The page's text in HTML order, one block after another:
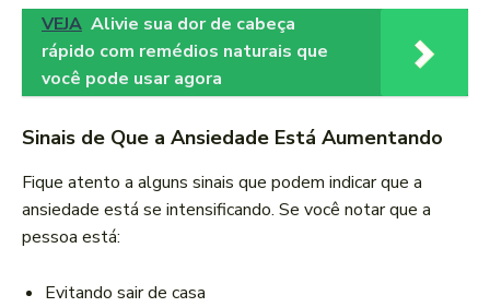
VEJA Alivie sua dor de cabeça
rápido com remédios naturais que
você pode usar agora
Sinais de Que a Ansiedade Está Aumentando
Fique atento a alguns sinais que podem indicar que a
ansiedade está se intensificando. Se você notar que a
pessoa está:
Evitando sair de casa